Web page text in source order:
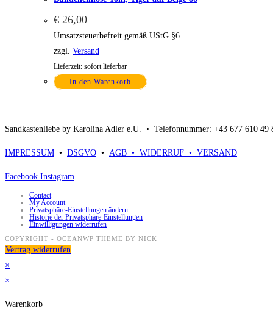
€ 26,00
Umsatzsteuerbefreit gemäß UStG §6
zzgl. Versand
Lieferzeit: sofort lieferbar
In den Warenkorb
Sandkastenliebe by Karolina Adler e.U. • Telefonnummer: +43 677 610
IMPRESSUM • DSGVO • AGB • WIDERRUF • VERSAND
Facebook Instagram
Contact
My Account
Privatsphäre-Einstellungen ändern
Historie der Privatsphäre-Einstellungen
Einwilligungen widerrufen
COPYRIGHT - OCEANWP THEME BY NICK
Vertrag widerrufen
×
×
Warenkorb